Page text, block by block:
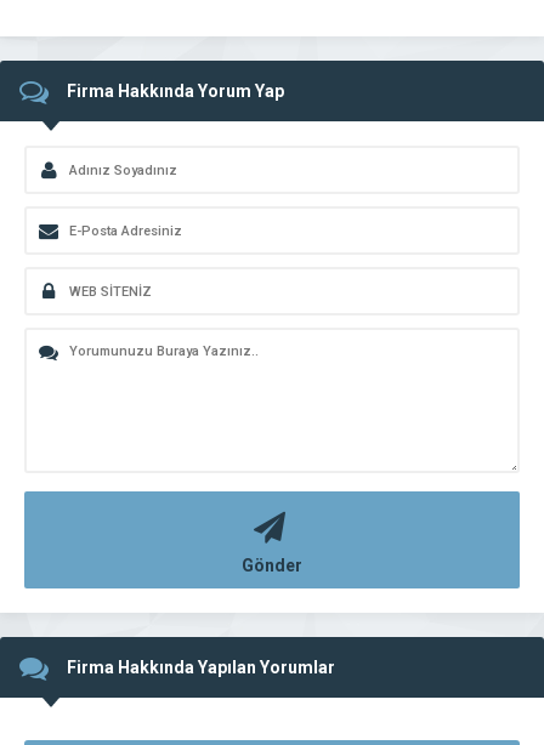
Firma Hakkında Yorum Yap
Gönder
Firma Hakkında Yapılan Yorumlar